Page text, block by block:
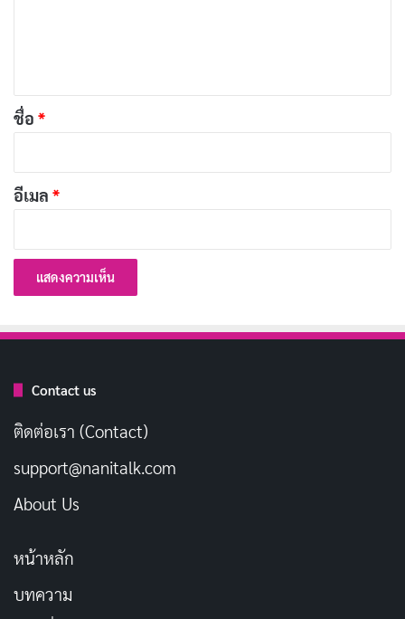
*
ชื่อ *
อีเมล *
Contact us
ติดต่อเรา (Contact)
support@nanitalk.com
About Us
หน้าหลัก
บทความ